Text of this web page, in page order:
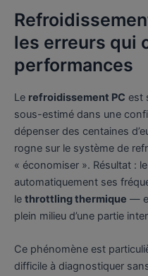
les erreurs qui
performances
Le refroidissement PC est
sous-estimé dans une
dépenser des centaines
rogne sur le système de
« économiser ». Résultat :
automatiquement ses
le throttling thermique —
plein milieu d’une partie
Ce phénomène est
difficile à diagnostiquer